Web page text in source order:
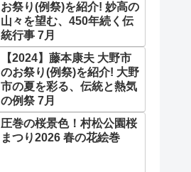
お祭り(例祭)を紹介! 妙高の
山々を望む、450年続く伝
統行事 7月
【2024】藤本康夫 大野市
のお祭り(例祭)を紹介! 大野
市の夏を彩る、伝統と熱気
の例祭 7月
圧巻の桜景色！村松公園桜
まつり2026 春の花絵巻